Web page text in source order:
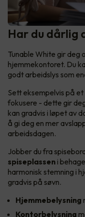
Har du dårlig
Tunable White gir deg
hjemmekontoret. Du
godt arbeidslys som
Sett eksempelvis på
fokusere - dette gir
kan gradvis i løpet av
å gi deg en mer
arbeidsdagen.
Jobber du fra
spiseplassen i
harmonisk stemning i
gradvis på søvn.
Hjemmebelysning
Kontorbelysning